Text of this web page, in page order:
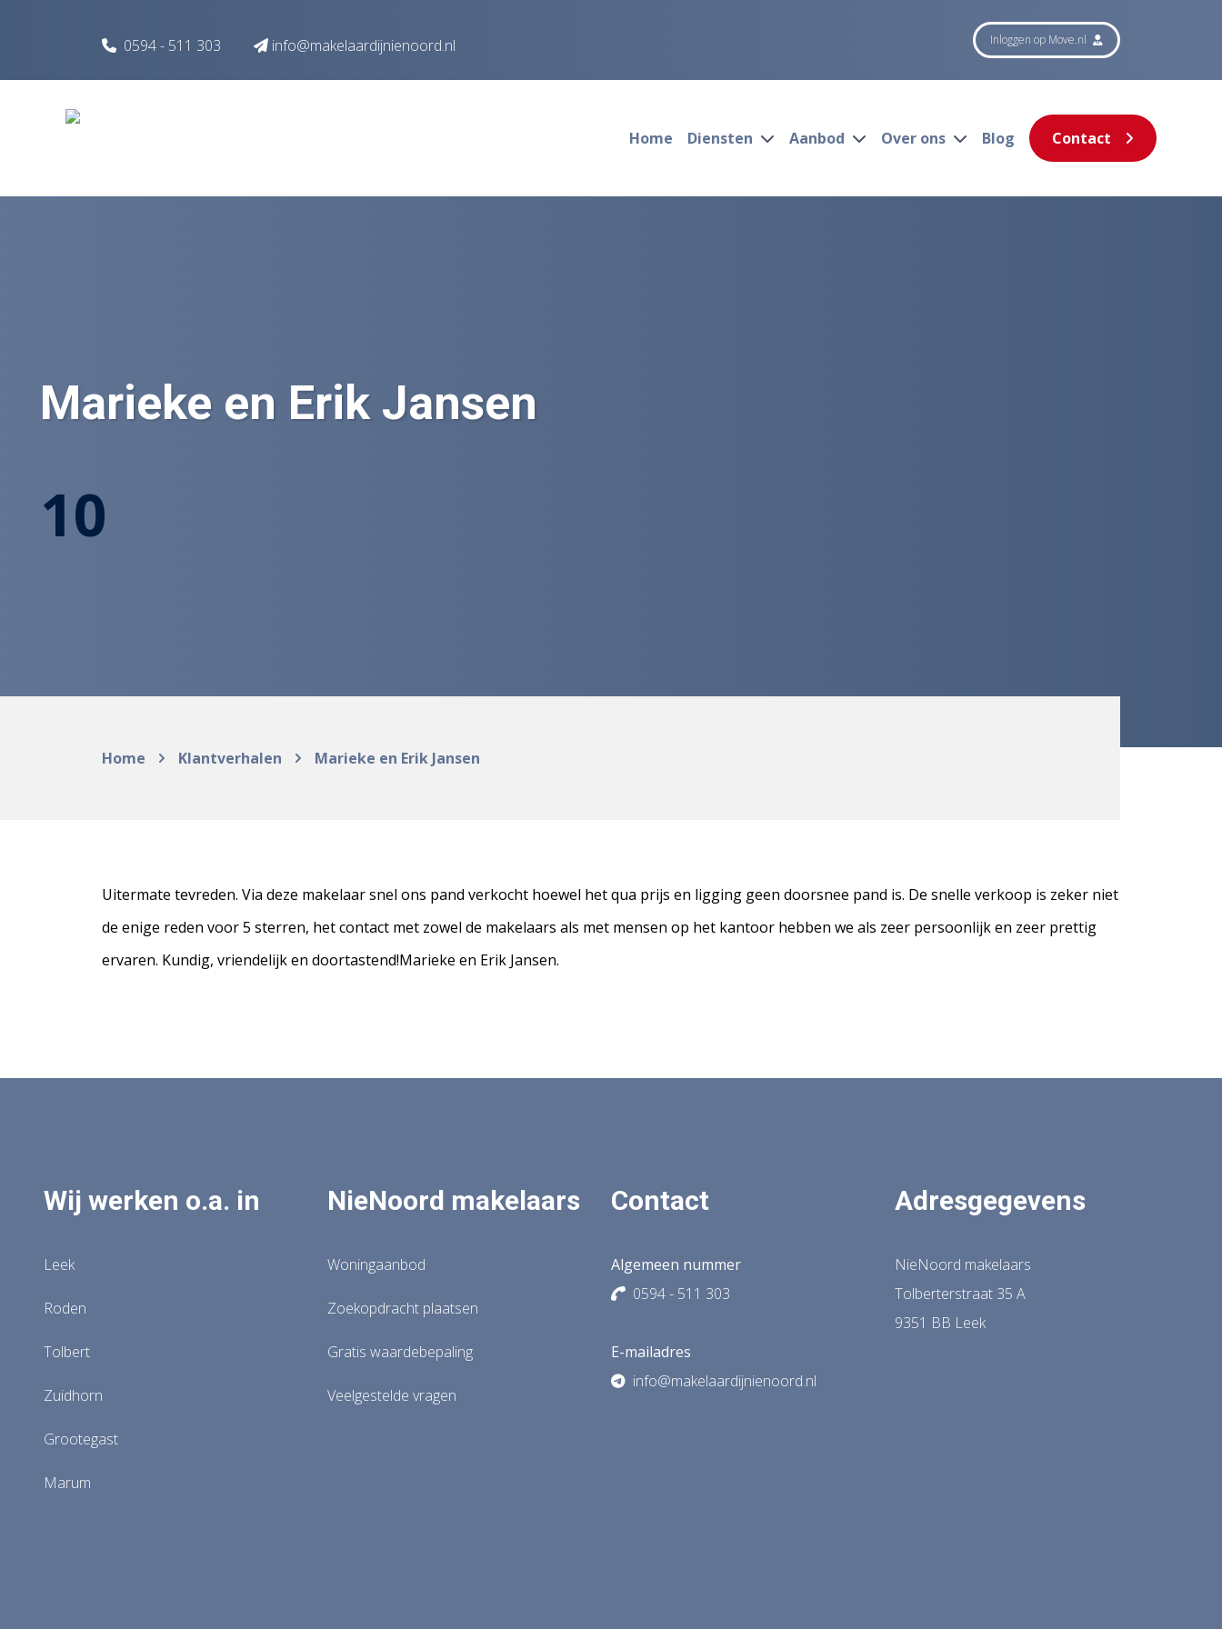
0594 - 511 303
info@makelaardijnienoord.nl Inloggen op Move.nl
Home Diensten Aanbod Over ons Blog Contact
Marieke en Erik Jansen
10
Home Klantverhalen Marieke en Erik Jansen
Uitermate tevreden. Via deze makelaar snel ons pand verkocht hoewel het qua prijs en ligging geen doorsnee pand is. De snelle verkoop is zeker niet
de enige reden voor 5 sterren, het contact met zowel de makelaars als met mensen op het kantoor hebben we als zeer persoonlijk en zeer prettig
ervaren. Kundig, vriendelijk en doortastend!Marieke en Erik Jansen.
Wij werken o.a. in
Leek
Roden
Tolbert
Zuidhorn
Grootegast
Marum
NieNoord makelaars
Woningaanbod
Zoekopdracht plaatsen
Gratis waardebepaling
Veelgestelde vragen
Contact
Algemeen nummer
0594 - 511 303
E-mailadres
info@makelaardijnienoord.nl
Adresgegevens
NieNoord makelaars
Tolberterstraat 35 A
9351 BB Leek